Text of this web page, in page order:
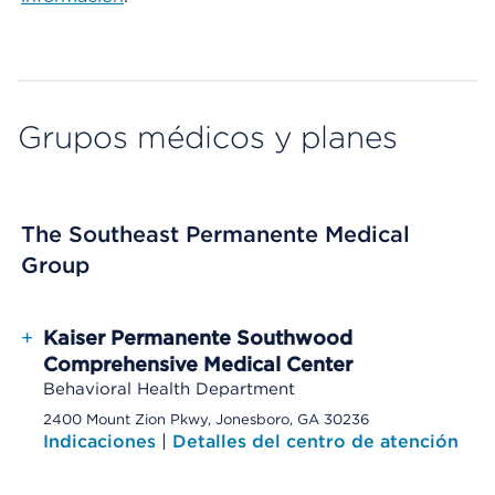
Grupos médicos y planes
The Southeast Permanente Medical
Group
+ Kaiser Permanente Southwood
Comprehensive Medical Center
Behavioral Health Department
2400 Mount Zion Pkwy, Jonesboro, GA 30236
Indicaciones | Detalles del centro de atención